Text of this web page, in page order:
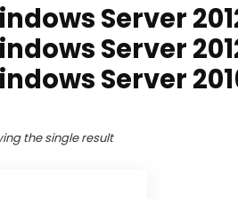
Server
Server
Server
the single result